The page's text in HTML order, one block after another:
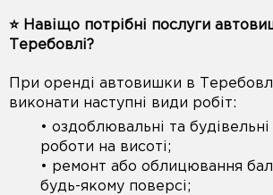
⭐️ Навіщо потрібні послуги
Теребовлі?
При оренді автовишки в
виконати наступні види робіт:
• оздоблювальні та будівельні
роботи на висоті;
• ремонт або облицювання
будь-якому поверсі;